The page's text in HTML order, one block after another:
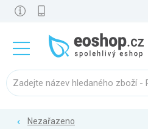
Nezařazeno